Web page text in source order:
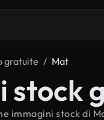
gratuite Mat
stock
immagini stock di